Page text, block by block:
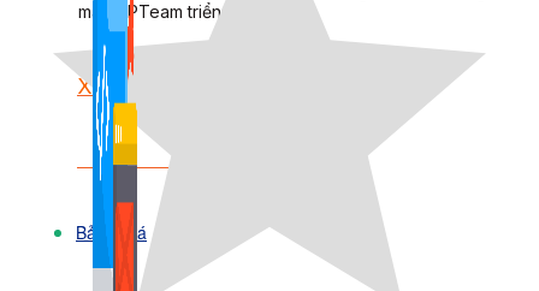
mà ATPTeam triển khai.
Xem thêm phần mềm khác
Xem thêm phần mềm khác
Bảng Giá